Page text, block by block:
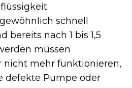
schnell
bereits nach 1 bis 1,5
müssen
nicht mehr funktionieren,
defekte Pumpe oder